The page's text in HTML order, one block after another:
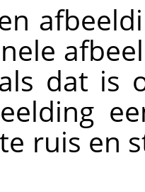
dat is
ruis en